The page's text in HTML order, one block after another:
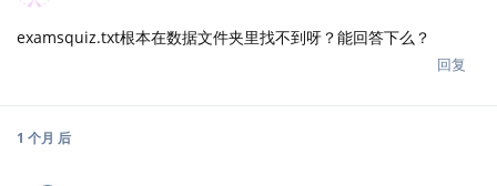
examsquiz.txt根本在数据文件夹里找不到呀？能回答下么？
回复
1 个月 后